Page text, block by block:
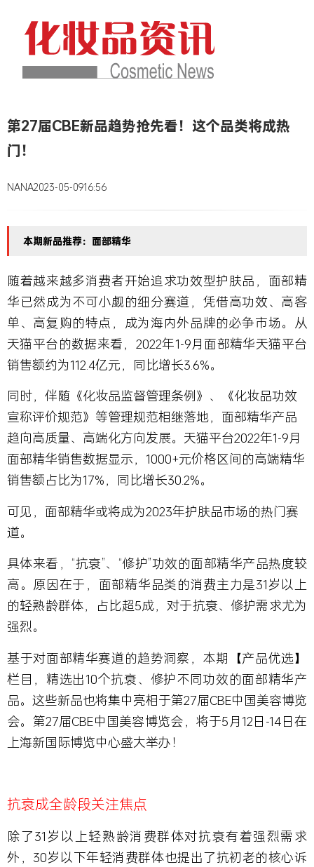
第27届CBE新品趋势抢先看！这个品类将成热
门！
NANA2023-05-0916:56
本期新品推荐：面部精华
随着越来越多消费者开始追求功效型护肤品，面部精
华已然成为不可小觑的细分赛道，凭借高功效、高客
单、高复购的特点，成为海内外品牌的必争市场。从
天猫平台的数据来看，2022年1-9月面部精华天猫平台
销售额约为112.4亿元，同比增长3.6%。
同时，伴随《化妆品监督管理条例》、《化妆品功效
宣称评价规范》等管理规范相继落地，面部精华产品
趋向高质量、高端化方向发展。天猫平台2022年1-9月
面部精华销售数据显示，1000+元价格区间的高端精华
销售额占比为17%，同比增长30.2%。
可见，面部精华或将成为2023年护肤品市场的热门赛
道。
具体来看，“抗衰”、“修护”功效的面部精华产品热度较
高。原因在于，面部精华品类的消费主力是31岁以上
的轻熟龄群体，占比超5成，对于抗衰、修护需求尤为
强烈。
基于对面部精华赛道的趋势洞察，本期【产品优选】
栏目，精选出10个抗衰、修护不同功效的面部精华产
品。这些新品也将集中亮相于第27届CBE中国美容博览
会。第27届CBE中国美容博览会，将于5月12日-14日在
上海新国际博览中心盛大举办！
抗衰成全龄段关注焦点
除了31岁以上轻熟龄消费群体对抗衰有着强烈需求
外，30岁以下年轻消费群体也提出了抗初老的核心诉